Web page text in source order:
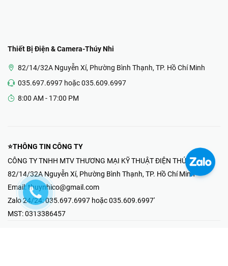
Thiết Bị Điện & Camera-Thúy Nhi
82/14/32A Nguyễn Xí, Phường Bình Thạnh, TP. Hồ Chí Minh
035.697.6997 hoặc 035.609.6997
8:00 AM - 17:00 PM
⭐THÔNG TIN CÔNG TY
CÔNG TY TNHH MTV THƯƠNG MẠI KỸ THUẬT ĐIỆN THÚY NHI
82/14/32A Nguyễn Xí, Phường Bình Thạnh, TP. Hồ Chí Minh
Email: thuynhico@gmail.com
Zalo 24/24:035.697.6997 hoặc 035.609.6997'
MST:0313386457